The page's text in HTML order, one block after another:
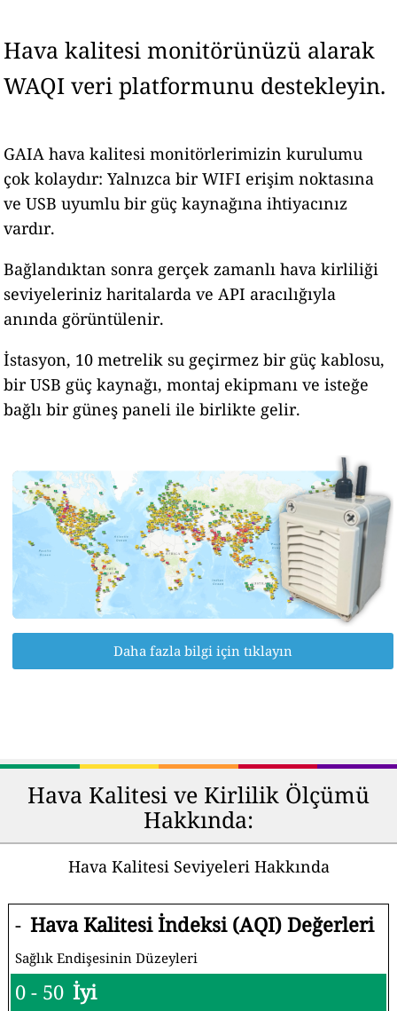
Hava kalitesi monitörünüzü alarak
WAQI veri platformunu destekleyin.
GAIA hava kalitesi monitörlerimizin kurulumu
çok kolaydır: Yalnızca bir WIFI erişim noktasına
ve USB uyumlu bir güç kaynağına ihtiyacınız
vardır.
Bağlandıktan sonra gerçek zamanlı hava kirliliği
seviyeleriniz haritalarda ve API aracılığıyla
anında görüntülenir.
İstasyon, 10 metrelik su geçirmez bir güç kablosu,
bir USB güç kaynağı, montaj ekipmanı ve isteğe
bağlı bir güneş paneli ile birlikte gelir.
Daha fazla bilgi için tıklayın
Hava Kalitesi ve Kirlilik Ölçümü
Hakkında:
Hava Kalitesi Seviyeleri Hakkında
- Hava Kalitesi İndeksi (AQI) Değerleri
Sağlık Endişesinin Düzeyleri
0 - 50 İyi